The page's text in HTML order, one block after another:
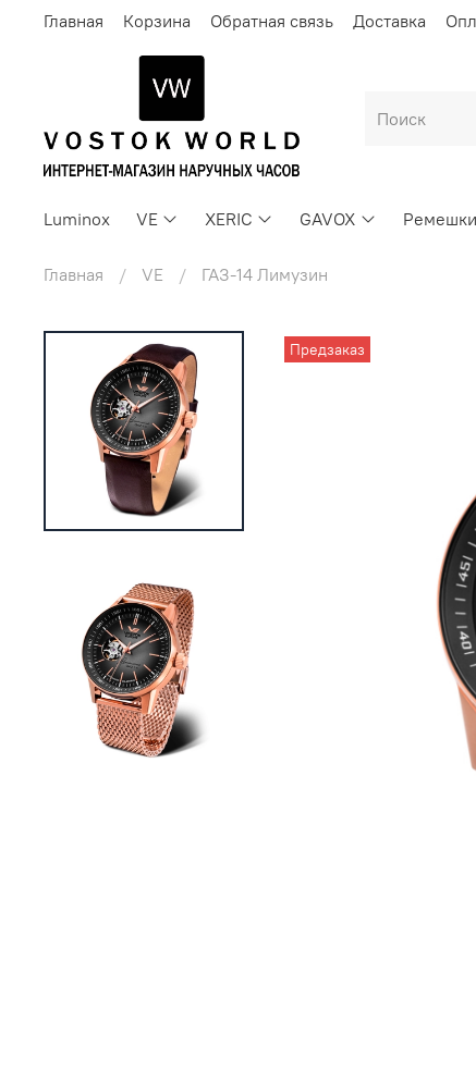
Главная Корзина Обратная связь Доставка
Luminox VE XERIC GAVOX Ремешки
Главная VE ГАЗ-14 Лимузин
Предзаказ